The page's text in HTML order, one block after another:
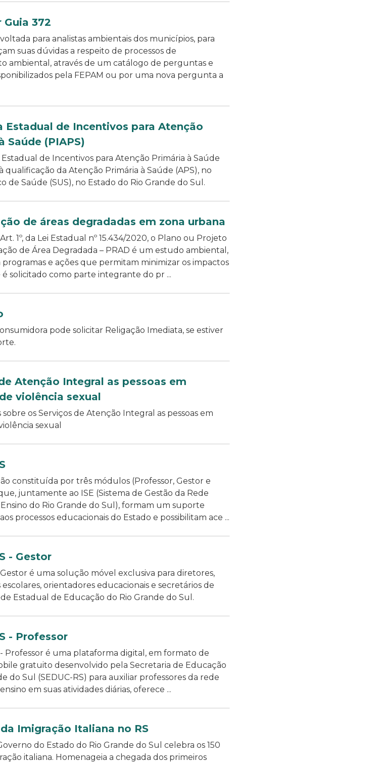
Guia 372
para analistas ambientais dos municípios, para
suas dúvidas a respeito de processos de
ambiental, através de um catálogo de perguntas e
pela FEPAM ou por uma nova pergunta a
Estadual de Incentivos para Atenção
Saúde (PIAPS)
de Incentivos para Atenção Primária à Saúde
qualificação da Atenção Primária à Saúde (APS), no
de Saúde (SUS), no Estado do Rio Grande do Sul.
de áreas degradadas em zona urbana
1º, da Lei Estadual nº 15.434/2020, o Plano ou Projeto
de Área Degradada – PRAD é um estudo ambiental,
e ações que permitam minimizar os impactos
é solicitado como parte integrante do pr ...
pode solicitar Religação Imediata, se estiver
Atenção Integral as pessoas em
violência sexual
os Serviços de Atenção Integral as pessoas em
sexual
constituída por três módulos (Professor, Gestor e
juntamente ao ISE (Sistema de Gestão da Rede
do Rio Grande do Sul), formam um suporte
processos educacionais do Estado e possibilitam ace ...
- Gestor
Gestor é uma solução móvel exclusiva para diretores,
orientadores educacionais e secretários de
Estadual de Educação do Rio Grande do Sul.
- Professor
- Professor é uma plataforma digital, em formato de
gratuito desenvolvido pela Secretaria de Educação
do Sul (SEDUC-RS) para auxiliar professores da rede
em suas atividades diárias, oferece ...
da Imigração Italiana no RS
do Estado do Rio Grande do Sul celebra os 150
italiana. Homenageia a chegada dos primeiros